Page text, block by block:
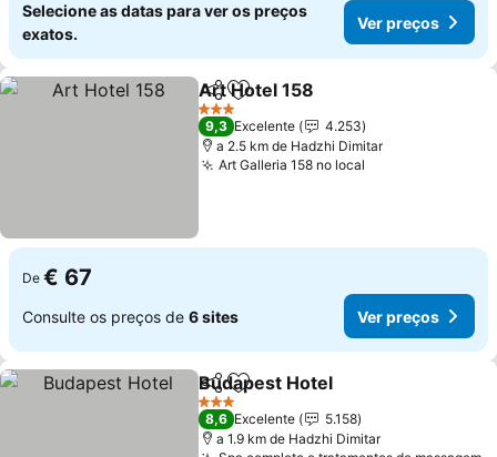
Selecione as datas para ver os preços
exatos.
Ver preços
PartilharAdicionar aos favoritos
Art Hotel 158
3 Estrelas
9,3 Excelente
4.253
a 2.5 km de Hadzhi Dimitar
Art Galleria 158 no local
De € 67
Consulte os preços de 6 sites Ver preços
PartilharAdicionar aos favoritos
Budapest Hotel
3 Estrelas
8,6 Excelente
5.158
a 1.9 km de Hadzhi Dimitar